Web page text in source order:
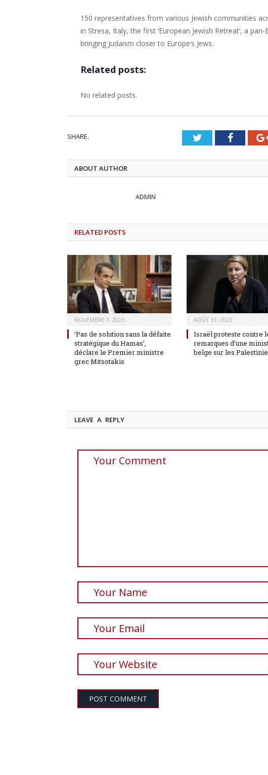
150 representatives from various Jewish communities
in Stresa, Italy, the first ‘European Jewish Retreat’, a
bringing Judaism closer to Europe’s Jews.
Related posts:
No related posts.
SHARE. Twitter
ABOUT AUTHOR
ADMIN
RELATED POSTS
NOVEMBRE 1, 2023
‘Pas de solution sans la défaite
stratégique du Hamas’,
déclare le Premier ministre
grec Mitsotakis
AOÛT 31, 2023
Israël proteste contre
remarques d’une
belge sur les
LEAVE A REPLY